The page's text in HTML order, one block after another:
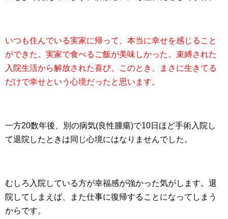
いつも住んでいる実家に帰って、本当に幸せを感じること
ができた。実家で食べるご飯が美味しかった。束縛された
入院生活から解放された喜び。このとき、まさに生きてる
だけで幸せという心境だったと思います。
一方20数年後、別の病気(良性腫瘍)で10日ほど手術入院し
て退院したときは同じ心境にはなりませんでした。
むしろ入院している方が幸福感が強かった気がします。退
院してしまえば、また仕事に復帰することになってしまう
からです。